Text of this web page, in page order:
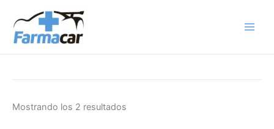
contenido
Mostrando los 2 resultados